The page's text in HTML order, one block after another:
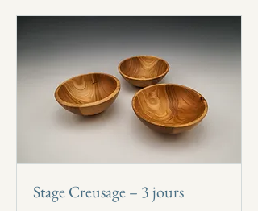
Stage Creusage – 3 jours